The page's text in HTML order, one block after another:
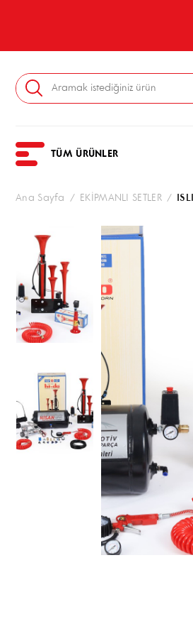
TÜM ÜRÜNLER
Ana Sayfa / EKİPMANLI SETLER /